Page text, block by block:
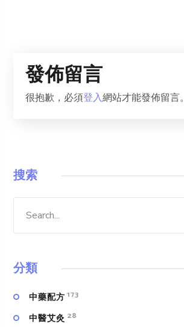
發佈留言
很抱歉，必須登入網站才能發佈留言。
搜索
分類
中藥配方 173
中醫艾灸 28